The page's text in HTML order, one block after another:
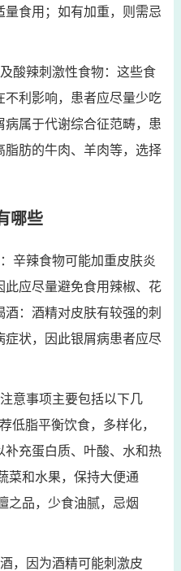
食用；如有加重，则需忌
酸辣刺激性食物：这些食
利影响，患者应尽量少吃
属于代谢综合征范畴，患
肪的牛肉、羊肉等，选择
哪些
辛辣食物可能加重皮肤炎
应尽量避免食用辣椒、花
：酒精对皮肤有较强的刺
状，因此银屑病患者应尽
意事项主要包括以下几
低脂平衡饮食，多样化，
充蛋白质、叶酸、水和热
菜和水果，保持大便通
之品，少食油腻，忌烟
，因为酒精可能刺激皮